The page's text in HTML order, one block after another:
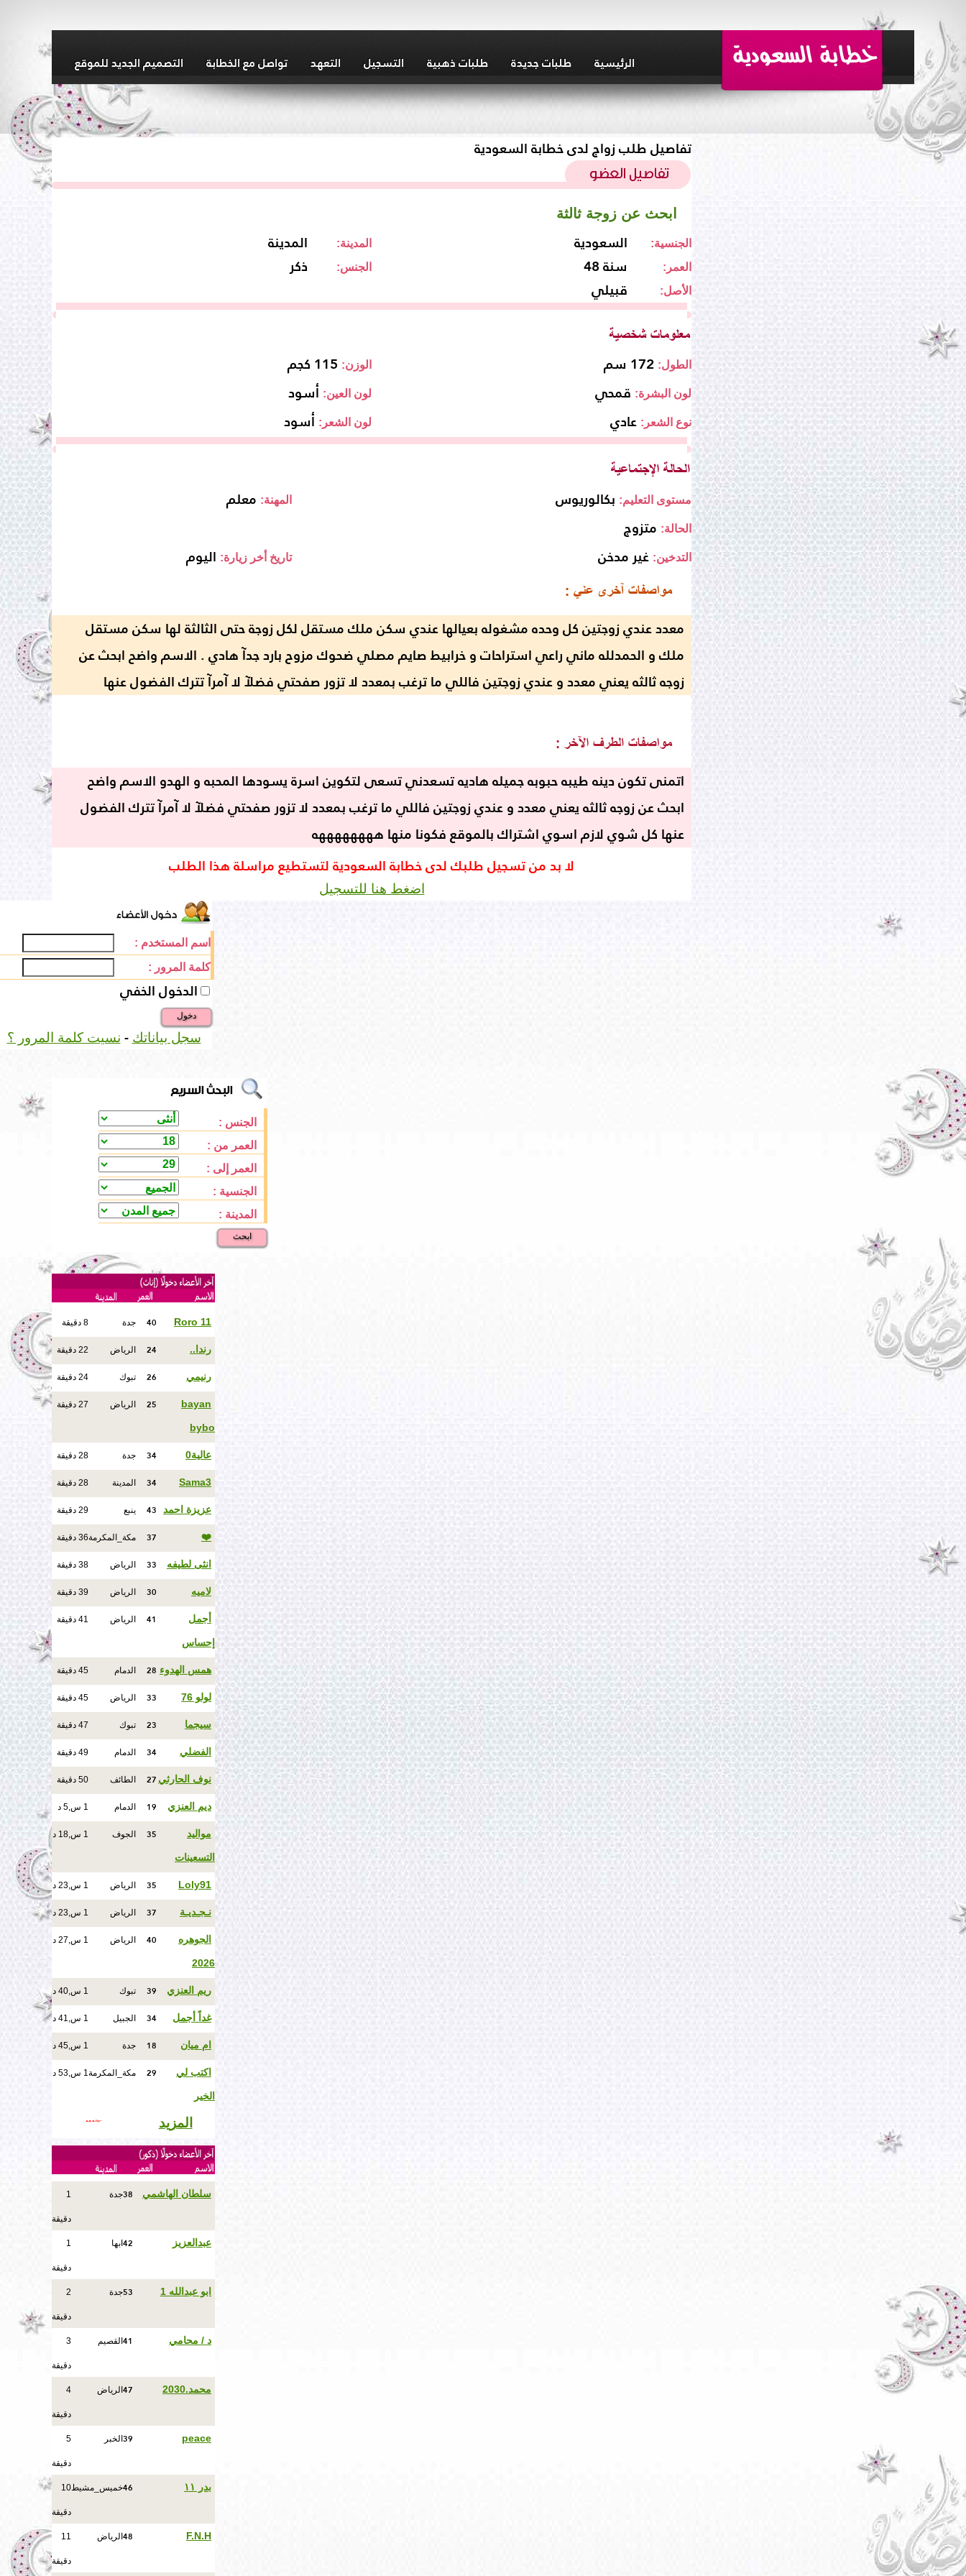
الرئيسية طلبات جديدة طلبات ذهبية التسجيل التعهد تواصل مع الخطابة التصميم الجديد للموقع
تفاصيل طلب زواج لدى خطابة السعودية
ابحث عن زوجة ثالثة
المدينة المدينة: السعودية الجنسية:
ذكر الجنس: 48 سنة العمر:
قبيلي الأصل:
الوزن: 115 كجم الطول: 172 سم
لون العين: أسود لون البشرة: قمحي
لون الشعر: أسود نوع الشعر: عادي
المهنة: معلم مستوى التعليم: بكالوريوس
الحالة: متزوج
تاريخ أخر زيارة: اليوم التدخين: غير مدخن
معدد عندي زوجتين كل وحده مشغوله بعيالها عندي سكن ملك مستقل لكل زوجة حتى الثالثة لها سكن مستقل
ملك و الحمدلله ماني راعي استراحات و خرابيط صايم مصلي ضحوك مزوح بارد جدآ هادي . الاسم واضح ابحث عن
زوجه ثالثه يعني معدد و عندي زوجتين فاللي ما ترغب بمعدد لا تزور صفحتي فضلآ لا آمرآ تترك الفضول عنها
اتمنى تكون دينه طيبه حبوبه جميله هاديه تسعدني تسعى لتكوين اسرة يسودها المحبه و الهدو الاسم واضح
ابحث عن زوجه ثالثه يعني معدد و عندي زوجتين فاللي ما ترغب بمعدد لا تزور صفحتي فضلآ لا آمرآ تترك الفضول
عنها كل شوي لازم اسوي اشتراك بالموقع فكونا منها ههههههههه
لا بد من تسجيل طلبك لدى خطابة السعودية لتستطيع مراسلة هذا الطلب
اضغط هنا للتسجيل
اسم المستخدم :
كلمة المرور :
الدخول الخفي
دخول
سجل بياناتك-نسيت كلمة المرور ؟
الجنس :
العمر من :
العمر إلى :
الجنسية :
المدينة :
ابحث
Roro 11
40 جدة 8 دقيقة
رندا.. 24 الرياض 22 دقيقة
رنيمي 26 تبوك 24 دقيقة
bayan
bybo
25 الرياض 27 دقيقة
عالية0 34 جدة 28 دقيقة
Sama3
34 المدينة 28 دقيقة
عزيزة احمد 43 ينبع 29 دقيقة
❤️
37 مكة_المكرمة36 دقيقة
انثى لطيفه 33 الرياض 38 دقيقة
لاميه 30 الرياض 39 دقيقة
أجمل
إحساس
41 الرياض 41 دقيقة
همس الهدوء 28 الدمام 45 دقيقة
لولو 76 33 الرياض 45 دقيقة
سيجما 23 تبوك 47 دقيقة
الفضلي 34 الدمام 49 دقيقة
نوف الحارثي 27 الطائف 50 دقيقة
ديم العنزي 19 الدمام 1 س,5 د
مواليد
التسعينات
35 الجوف 1 س,18 د
Loly91
35 الرياض 1 س,23 د
نـجـديـة 37 الرياض 1 س,23 د
الجوهره
2026
40 الرياض 1 س,27 د
ريم العنزي 39 تبوك 1 س,40 د
غداً أجمل 34 الجبيل 1 س,41 د
ام ميان 18 جدة 1 س,45 د
اكتب لي
الخير
29 مكة_المكرمة1 س,53 د
المزيد
سلطان الهاشمي 38جدة 1
دقيقة
عبدالعزيز 42 ابها 1
دقيقة
ابو عبدالله 1 53جدة 2
دقيقة
د / محامي 41 القصيم 3
دقيقة
محمد.2030 47 الرياض 4
دقيقة
peace
39 الخبر 5
دقيقة
بدر ١١ 46خميس_مشيط10
دقيقة
F.N.H
48 الرياض 11
دقيقة